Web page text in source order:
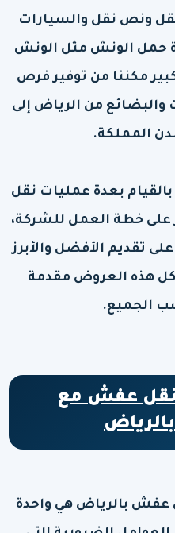
ونص نقل والسيارات
حمل الونش مثل الونش
مكننا من توفير فرص
والبضائع من الرياض إلى
المملكة.
بالقيام بعدة عمليات نقل
على خطة العمل للشركة،
تقديم الأفضل والأبرز
كل هذه العروض مقدمة
الجميع.
نقل عفش مع
عفش بالرياض هي واحدة